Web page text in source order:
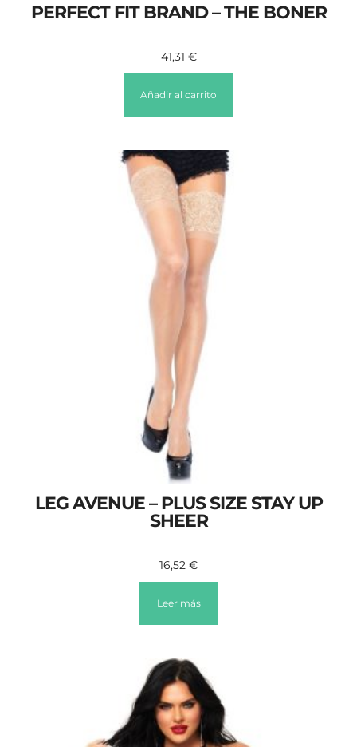
PERFECT FIT BRAND – THE BONER
41,31 €
Añadir al carrito
LEG AVENUE – PLUS SIZE STAY UP
SHEER
16,52 €
Leer más